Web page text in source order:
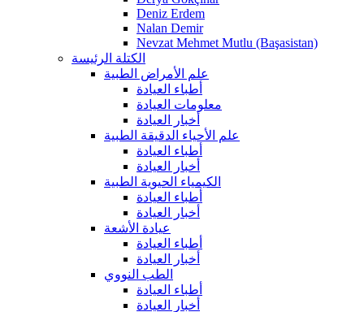
Deniz Erdem
Nalan Demir
Nevzat Mehmet Mutlu (Başasistan)
الكتلة الرئيسة
علم الأمراض الطبية
أطباء العيادة
معلومات العيادة
أخبار العيادة
علم الأحياء الدقيقة الطبية
أطباء العيادة
أخبار العيادة
الكيمياء الحيوية الطبية
أطباء العيادة
أخبار العيادة
عيادة الأشعة
أطباء العيادة
أخبار العيادة
الطب النووي
أطباء العيادة
أخبار العيادة